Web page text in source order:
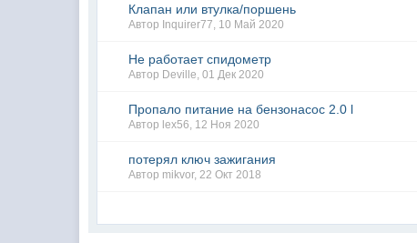
Клапан или втулка/поршень
Автор Inquirer77, 10 Май 2020
Не работает спидометр
Автор Deville,01 Дек 2020
Пропало питание на бензонасос 2.0 l
Автор lex56, 12 Ноя 2020
потерял ключ зажигания
Автор mikvor,22 Окт 2018